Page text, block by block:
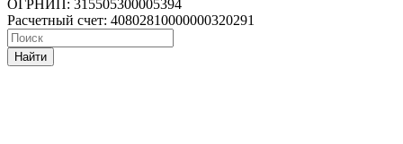
ОГРНИП: 315505300005394
Расчетный счет: 40802810000000320291
Найти